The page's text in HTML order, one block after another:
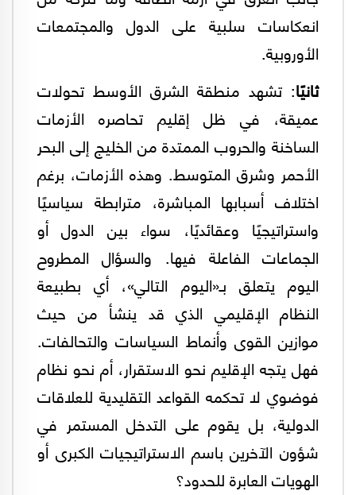
انعكاسات سلبية على الدول والمجتمعات
الأوروبية.
ثانيًا: تشهد منطقة الشرق الأوسط تحولات
عميقة، في ظل إقليم تحاصره الأزمات
الساخنة والحروب الممتدة من الخليج إلى البحر
الأحمر وشرق المتوسط. وهذه الأزمات، برغم
اختلاف أسبابها المباشرة، مترابطة سياسيًا
واستراتيجيًا وعقائديًا، سواء بين الدول أو
الجماعات الفاعلة فيها. والسؤال المطروح
اليوم يتعلق بـ«اليوم التالي»، أي بطبيعة
النظام الإقليمي الذي قد ينشأ من حيث
موازين القوى وأنماط السياسات والتحالفات.
فهل يتجه الإقليم نحو الاستقرار، أم نحو نظام
فوضوي لا تحكمه القواعد التقليدية للعلاقات
الدولية، بل يقوم على التدخل المستمر في
شؤون الآخرين باسم الاستراتيجيات الكبرى أو
الهويات العابرة للحدود؟